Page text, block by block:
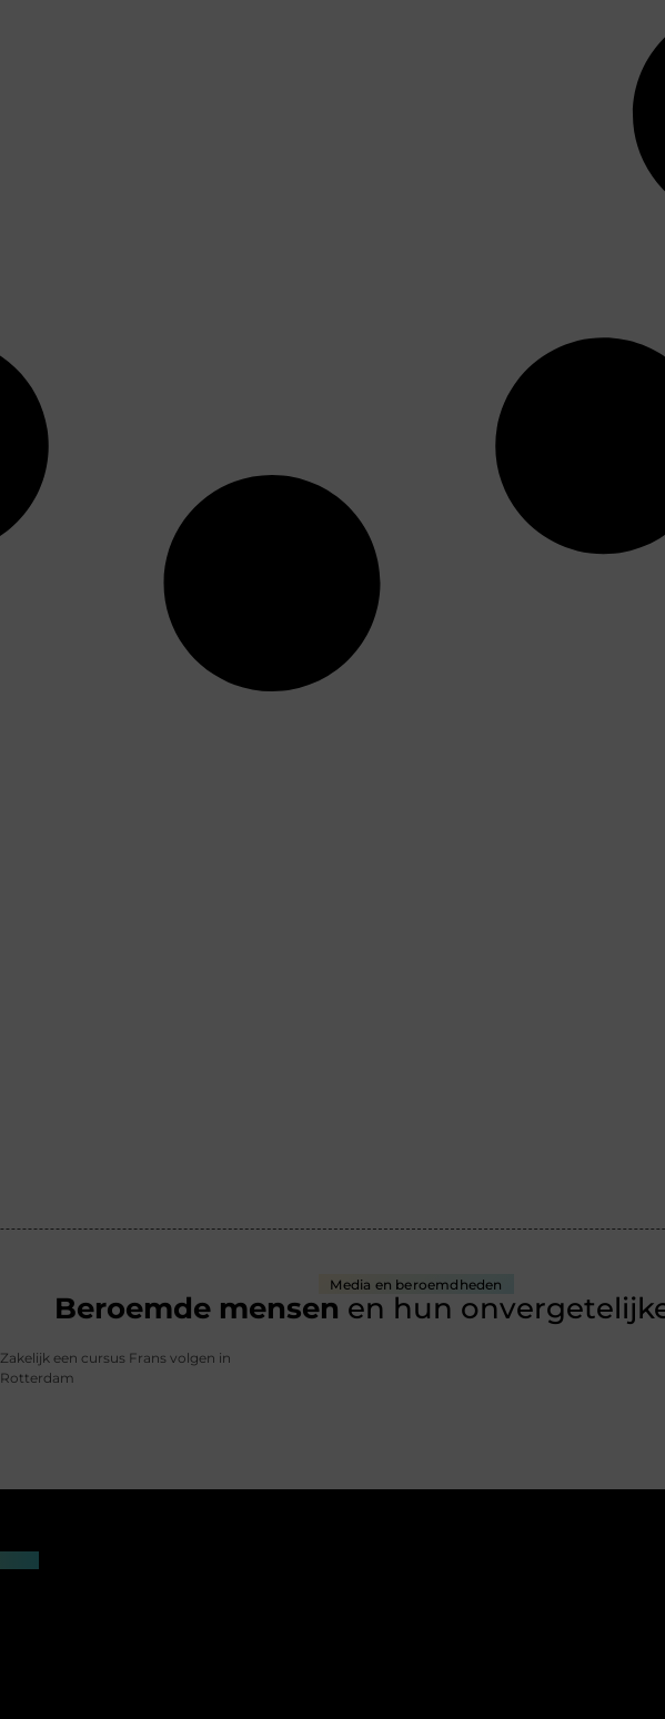
Media en beroemdheden
Beroemde mensen en hun
Zakelijk een cursus Frans volgen in
Rotterdam